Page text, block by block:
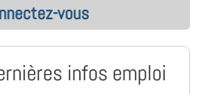
vous
infos emploi